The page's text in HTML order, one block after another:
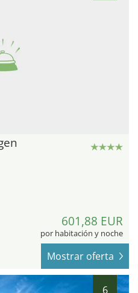
601,88 EUR
por habitación y noche
Mostrar oferta
6